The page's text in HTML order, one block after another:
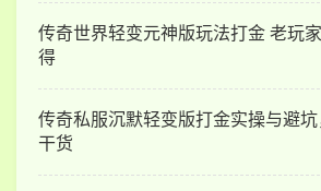
传奇世界轻变元神版玩法打金 老玩
得
传奇私服沉默轻变版打金实操与避
干货